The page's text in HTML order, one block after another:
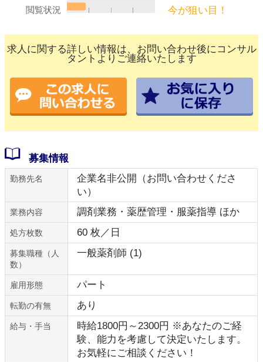
閲覧状況 今が狙い目！
求人に関する詳しい情報は、お問い合わせ後にコンサル
タントよりご連絡いたします
募集情報
勤務先名
企業名非公開（お問い合わせくださ
い）
業務内容 調剤業務・薬歴管理・服薬指導 ほか
処方枚数 60 枚／日
募集職種（人
数）
一般薬剤師 (1)
雇用形態 パート
転勤の有無 あり
給与・手当
時給1800円～2300円 ※あなたのご経
験、能力を考慮して決定いたします。
お気軽にご相談ください！